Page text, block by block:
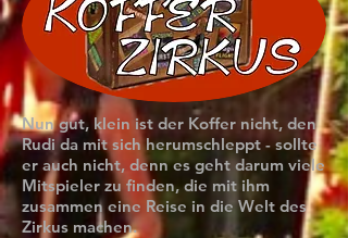
Nun gut, klein ist der Koffer nicht, den
Rudi da mit sich herumschleppt - sollte
er auch nicht, denn es geht darum viele
Mitspieler zu finden, die mit ihm
zusammen eine Reise in die Welt des
Zirkus machen.